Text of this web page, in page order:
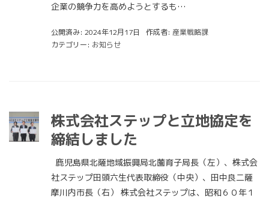
企業の競争力を高めようとするも…
公開済み: 2024年12月17日 作成者: 産業戦略課
カテゴリー: お知らせ
株式会社ステップと立地協定を
締結しました
鹿児島県北薩地域振興局北薗育子局長（左）、株式会
社ステップ田頭六生代表取締役（中央）、田中良二薩
摩川内市長（右） 株式会社ステップは、昭和６０年１